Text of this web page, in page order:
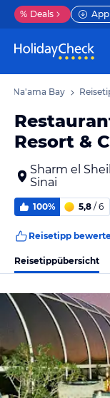
% Deals
Na'ama Bay
Resort &
Sharm el
Sinai
100% 5,8 / 6
Reisetipp
Reisetippübersicht